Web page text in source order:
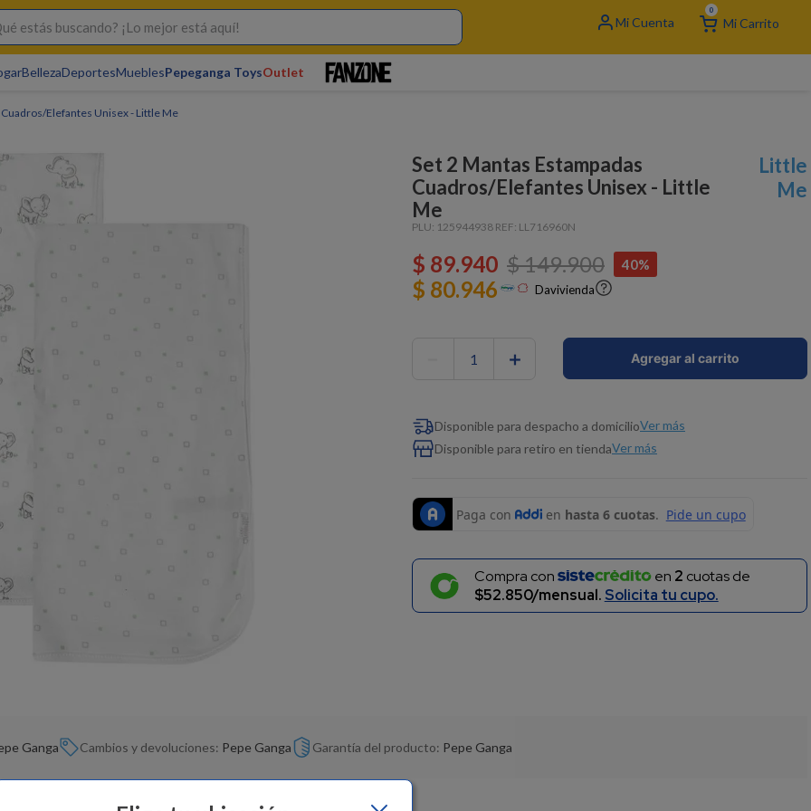
buscando? ¡Lo mejor está aquí! 0
BellezaDeportesMueblesPepeganga ToysOutlet
Cuadros/Elefantes Unisex - Little Me
Set 2 Mantas Estampadas
Cuadros/Elefantes Unisex - Little
Me
PLU: 125944938 REF: LL716960N
Little
Me
$ 89.940 $149.900 40%
$ 80.946 Davivienda
＋ Agregar al carrito
Disponible para despacho a domicilioVer más
Disponible para retiro en tiendaVer más
Compra con en 2 cuotas de
$52.850/mensual. Solicita tu cupo.
Ganga Cambios y devoluciones: Pepe Ganga Garantía del producto: Pepe Ganga